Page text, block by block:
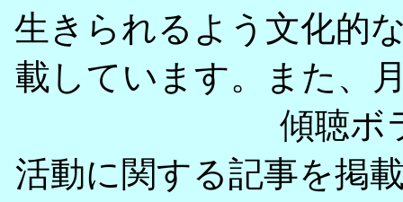
生きられるよう文化的
載しています。また、
傾聴ボ
活動に関する記事を掲